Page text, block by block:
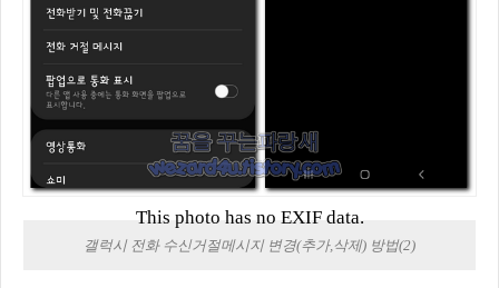
This photo has no EXIF data.
갤럭시 전화 수신거절메시지 변경(추가,삭제) 방법(2)